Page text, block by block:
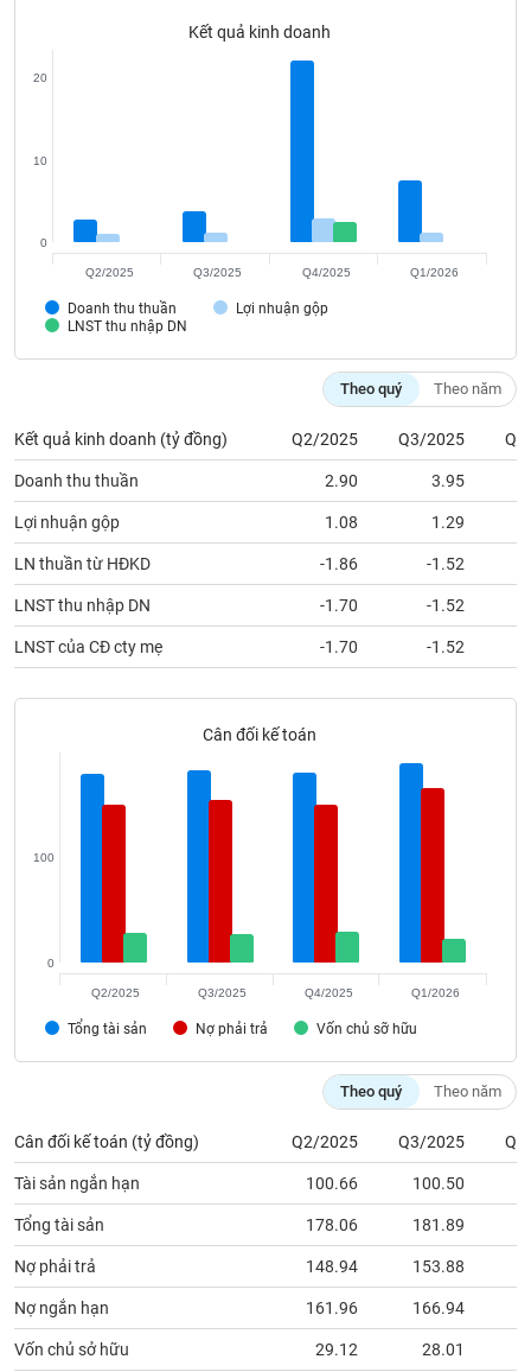
Kết quả kinh doanh
Doanh thu thuần
Lợi nhuận gộp
LNST thu nhập DN
0
10
20
Q2/2025 Q3/2025 Q4/2025 Q1/2026
Theo quý Theo năm
Kết quả kinh doanh (tỷ đồng) Q2/2025 Q3/2025
Doanh thu thuần 2.90 3.95
Lợi nhuận gộp 1.08 1.29
LN thuần từ HĐKD -1.86 -1.52
LNST thu nhập DN -1.70 -1.52
LNST của CĐ cty mẹ -1.70 -1.52
Cân đối kế toán
Tổng tài sản Nợ phải trả Vốn chủ sỡ hữu
0
100
Q2/2025 Q3/2025 Q4/2025 Q1/2026
Theo quý Theo năm
Cân đối kế toán (tỷ đồng) Q2/2025 Q3/2025
Tài sản ngắn hạn 100.66 100.50
Tổng tài sản 178.06 181.89
Nợ phải trả 148.94 153.88
Nợ ngắn hạn 161.96 166.94
Vốn chủ sở hữu 29.12 28.01
Tất cả Người nội bộ Người liên quan Cổ đông lớn
Tin
(-)
Bài
viết
của
giả
(-)
Báo
cáo
phân
tích
Thuật
tài
Công
cụ
đầu
tư